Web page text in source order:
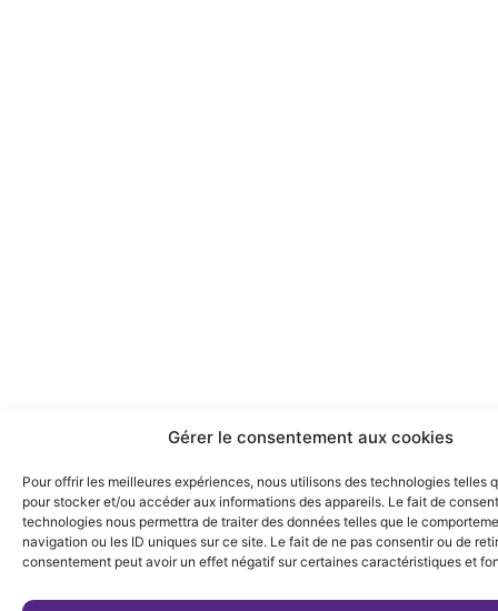
Gérer le consentement aux cookies
Pour offrir les meilleures expériences, nous utilisons des technologies telles
pour stocker et/ou accéder aux informations des appareils. Le fait de
technologies nous permettra de traiter des données telles que le
navigation ou les ID uniques sur ce site. Le fait de ne pas consentir ou de
consentement peut avoir un effet négatif sur certaines caractéristiques et